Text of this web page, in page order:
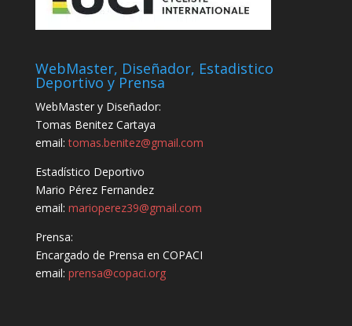
WebMaster, Diseñador, Estadistico
Deportivo y Prensa
WebMaster y Diseñador:
Tomas Benitez Cartaya
email:tomas.benitez@gmail.com
Estadístico Deportivo
Mario Pérez Fernandez
email: marioperez39@gmail.com
Prensa:
Encargado de Prensa en COPACI
email: prensa@copaci.org